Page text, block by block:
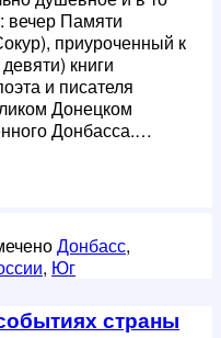
вечер Памяти
приуроченный к
книги
и писателя
Донецком
Донбасса.…
Донбасс,
, Юг
страны